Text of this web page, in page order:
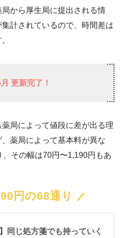
から厚生局に提出される情
計されているので、時間差は
更新完了！
局によって値段に差が出る理
薬局によって基本料が異な
その幅は70円〜1,190円もあ
円の68通り
同じ処方箋でも持っていく